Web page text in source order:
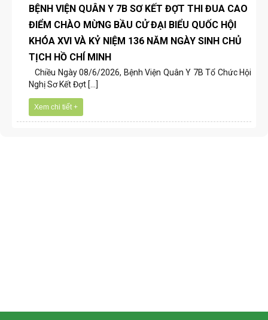
BỆNH VIỆN QUÂN Y 7B SƠ KẾT ĐỢT THI ĐUA CAO
ĐIỂM CHÀO MỪNG BẦU CỬ ĐẠI BIỂU QUỐC HỘI
KHÓA XVI VÀ KỶ NIỆM 136 NĂM NGÀY SINH CHỦ
TỊCH HỒ CHÍ MINH
Chiều Ngày 08/6/2026, Bệnh Viện Quân Y 7B Tổ Chức Hội
Nghị Sơ Kết Đợt [...]
Xem chi tiết +